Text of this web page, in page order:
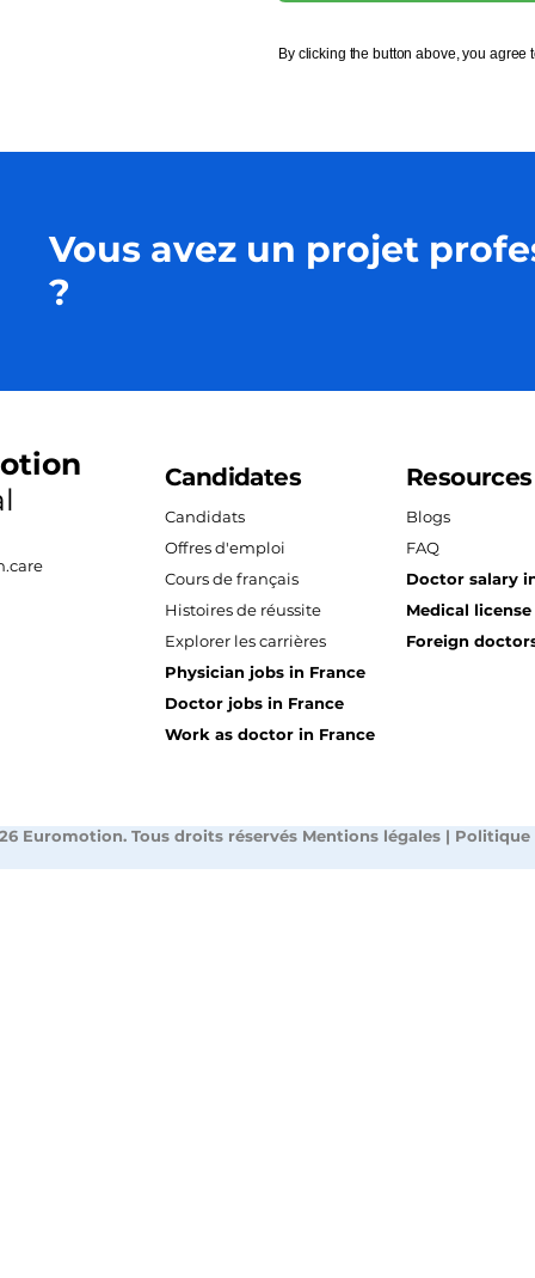
By clicking the button above, you agree
Vous avez un projet
?
Candidates
Candidats
Offres d'emploi
Cours de français
Histoires de réussite
Explorer les carrières
Physician jobs in France
Doctor jobs in France
Work as doctor in France
Resources
Blogs
FAQ
Doctor salary
Medical
Foreign
Euromotion. Tous droits réservés Mentions légales| Politique